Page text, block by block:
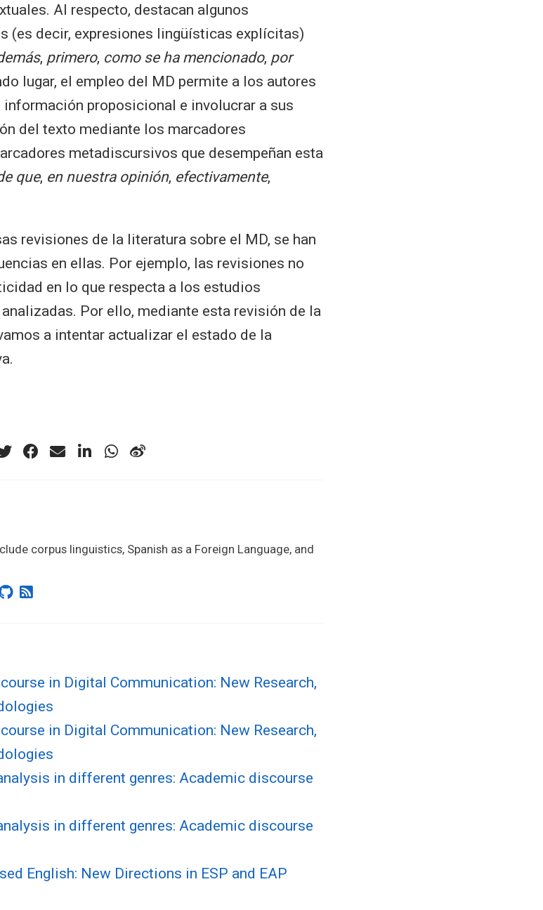
Al respecto, destacan algunos
(es decir, expresiones lingüísticas explícitas)
, primero, como se ha mencionado, por
lugar, el empleo del MD permite a los autores
información proposicional e involucrar a sus
del texto mediante los marcadores
metadiscursivos que desempeñan esta
que, en nuestra opinión, efectivamente,
revisiones de la literatura sobre el MD, se han
en ellas. Por ejemplo, las revisiones no
en lo que respecta a los estudios
Por ello, mediante esta revisión de la
a intentar actualizar el estado de la
corpus linguistics, Spanish as a Foreign Language, and
in Digital Communication: New Research,
in Digital Communication: New Research,
in different genres: Academic discourse
in different genres: Academic discourse
English: New Directions in ESP and EAP